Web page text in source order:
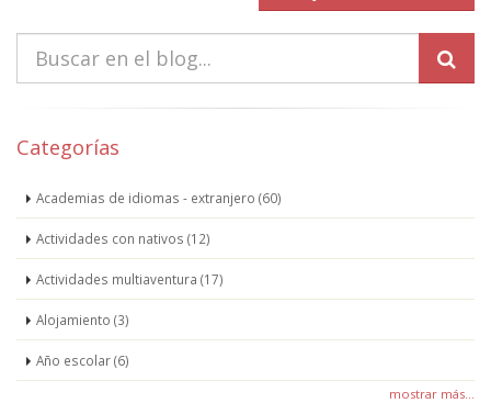
Categorías
Academias de idiomas - extranjero (60)
Actividades con nativos (12)
Actividades multiaventura (17)
Alojamiento (3)
Año escolar (6)
mostrar más...